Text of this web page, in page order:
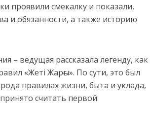
проявили смекалку и показали,
и обязанности, а также историю
– ведущая рассказала легенду, как
«Жеті Жарғы». По сути, это был
правилах жизни, быта и уклада,
считать первой